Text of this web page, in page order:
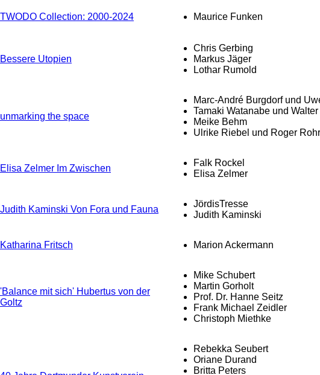
TWODO Collection: 2000-2024 Maurice Funken
Bessere Utopien
Chris Gerbing
Markus Jäger
Lothar Rumold
unmarking the space
Marc-André Burgdorf und
Tamaki Watanabe und
Meike Behm
Ulrike Riebel und Roger
Elisa Zelmer Im Zwischen
Falk Rockel
Elisa Zelmer
Judith Kaminski Von Fora und Fauna
JördisTresse
Judith Kaminski
Katharina Fritsch Marion Ackermann
'Balance mit sich' Hubertus von der
Goltz
Mike Schubert
Martin Gorholt
Prof. Dr. Hanne Seitz
Frank Michael Zeidler
Christoph Miethke
Rebekka Seubert
Oriane Durand
Britta Peters